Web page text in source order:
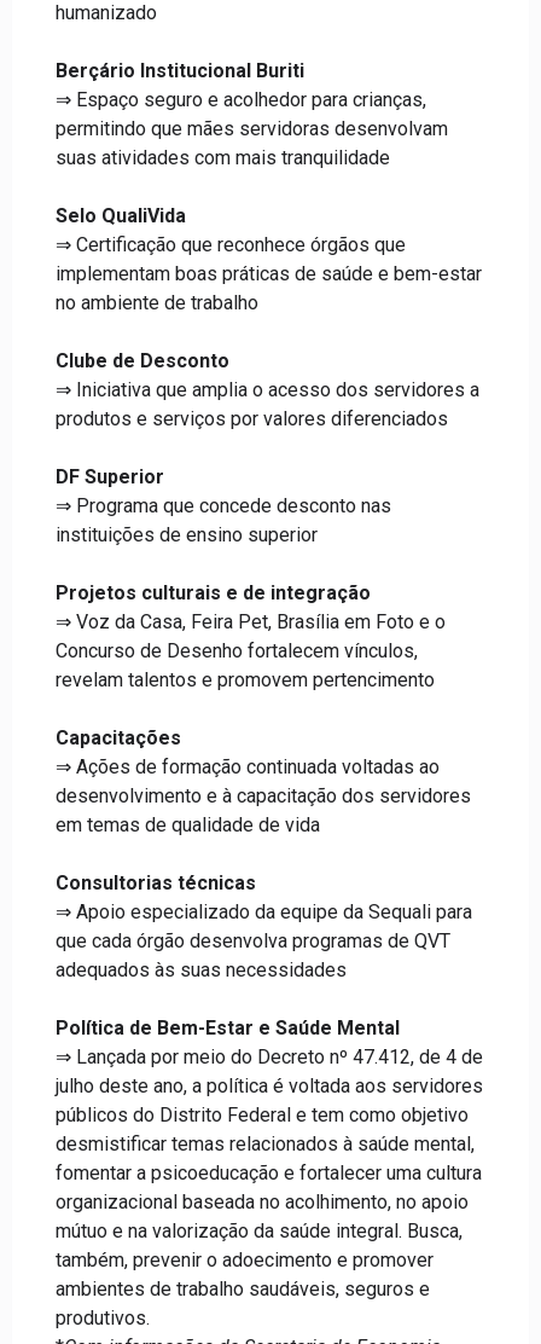
humanizado
Berçário Institucional Buriti
⇒ Espaço seguro e acolhedor para crianças,
permitindo que mães servidoras desenvolvam
suas atividades com mais tranquilidade
Selo QualiVida
⇒ Certificação que reconhece órgãos que
implementam boas práticas de saúde e bem-estar
no ambiente de trabalho
Clube de Desconto
⇒ Iniciativa que amplia o acesso dos servidores a
produtos e serviços por valores diferenciados
DF Superior
⇒ Programa que concede desconto nas
instituições de ensino superior
Projetos culturais e de integração
⇒ Voz da Casa, Feira Pet, Brasília em Foto e o
Concurso de Desenho fortalecem vínculos,
revelam talentos e promovem pertencimento
Capacitações
⇒ Ações de formação continuada voltadas ao
desenvolvimento e à capacitação dos servidores
em temas de qualidade de vida
Consultorias técnicas
⇒ Apoio especializado da equipe da Sequali para
que cada órgão desenvolva programas de QVT
adequados às suas necessidades
Política de Bem-Estar e Saúde Mental
⇒ Lançada por meio do Decreto nº 47.412, de 4 de
julho deste ano, a política é voltada aos servidores
públicos do Distrito Federal e tem como objetivo
desmistificar temas relacionados à saúde mental,
fomentar a psicoeducação e fortalecer uma cultura
organizacional baseada no acolhimento, no apoio
mútuo e na valorização da saúde integral. Busca,
também, prevenir o adoecimento e promover
ambientes de trabalho saudáveis, seguros e
produtivos.